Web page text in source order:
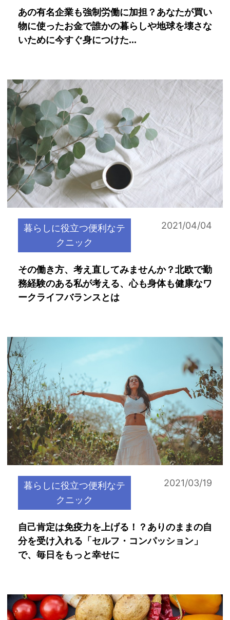
あの有名企業も強制労働に加担？あなたが買い
物に使ったお金で誰かの暮らしや地球を壊さな
いために今すぐ身につけた...
暮らしに役立つ便利なテ
クニック
2021/04/04
その働き方、考え直してみませんか？北欧で勤
務経験のある私が考える、心も身体も健康なワ
ークライフバランスとは
暮らしに役立つ便利なテ
クニック
2021/03/19
自己肯定は免疫力を上げる！？ありのままの自
分を受け入れる「セルフ・コンパッション」
で、毎日をもっと幸せに